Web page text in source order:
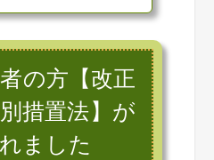
の方【改正
措置法】が
ました